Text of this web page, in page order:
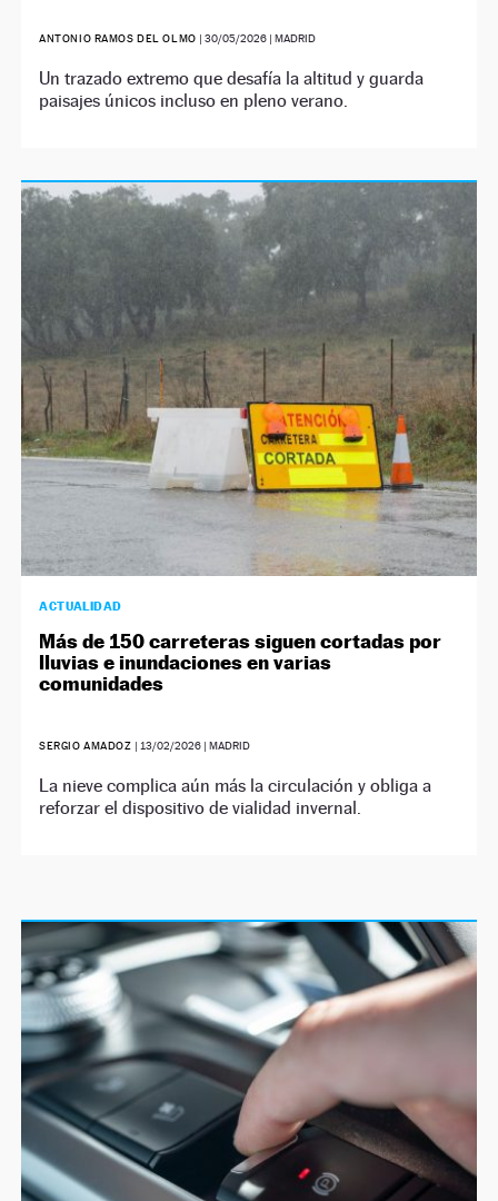
ANTONIO RAMOS DEL OLMO | 30/05/2026| MADRID
Un trazado extremo que desafía la altitud y guarda
paisajes únicos incluso en pleno verano.
ACTUALIDAD
Más de 150 carreteras siguen cortadas por
lluvias e inundaciones en varias
comunidades
SERGIO AMADOZ | 13/02/2026| MADRID
La nieve complica aún más la circulación y obliga a
reforzar el dispositivo de vialidad invernal.